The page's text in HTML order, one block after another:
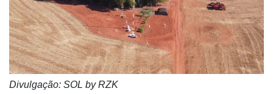
Divulgação: SOL by RZK